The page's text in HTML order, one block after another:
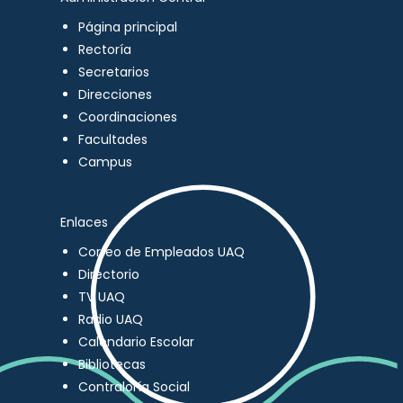
Página principal
Rectoría
Secretarios
Direcciones
Coordinaciones
Facultades
Campus
Enlaces
Correo de Empleados UAQ
Directorio
TV UAQ
Radio UAQ
Calendario Escolar
Bibliotecas
Contraloría Social